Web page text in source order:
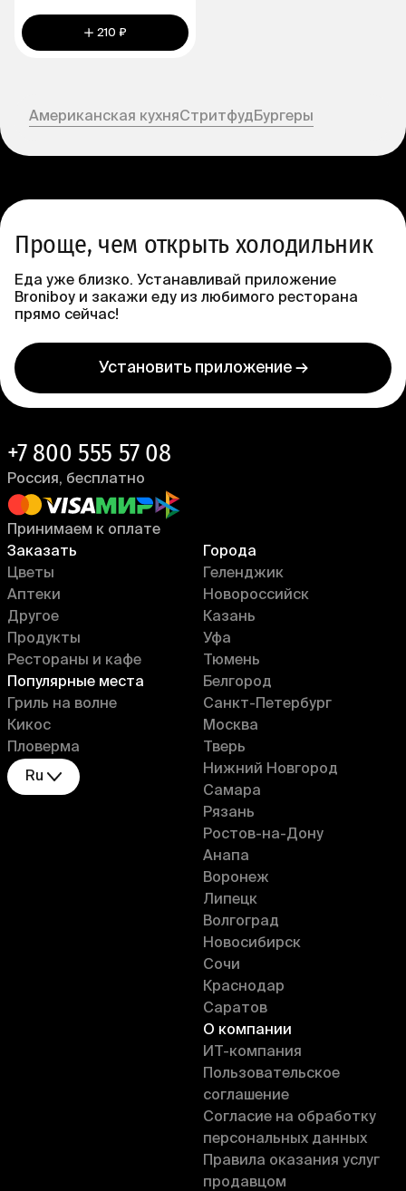
210 ₽
Американская кухняСтритфудБургеры
Проще, чем открыть холодильник
Еда уже близко. Устанавливай приложение
Broniboy и закажи еду из любимого ресторана
прямо сейчас!
Установить приложение →
Заказать
Цветы
Аптеки
Другое
Продукты
Рестораны и кафе
Популярные места
Гриль на волне
Кикос
Пловерма
Ru
Города
Геленджик
Новороссийск
Казань
Уфа
Тюмень
Белгород
Санкт-Петербург
Москва
Тверь
Нижний Новгород
Самара
Рязань
Ростов-на-Дону
Анапа
Воронеж
Липецк
Волгоград
Новосибирск
Сочи
Краснодар
Саратов
О компании
ИT-компания
Пользовательское
соглашение
Согласие на обработку
персональных данных
Правила оказания услуг
продавцом
+7 800 555 57 08
Россия, бесплатно
Принимаем к оплате